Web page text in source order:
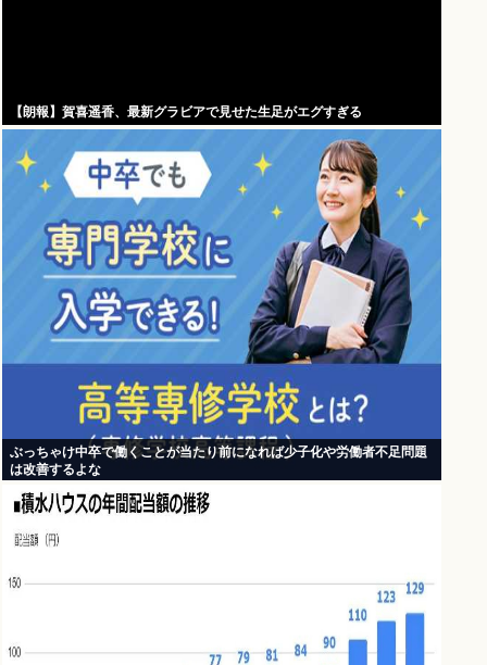
【朗報】賀喜遥香、最新グラビアで見せた生足がエグすぎる
ぶっちゃけ中卒で働くことが当たり前になれば少子化や労働者不足問題
は改善するよな